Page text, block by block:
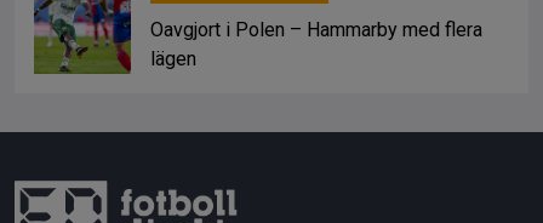
Oavgjort i Polen – Hammarby med flera
lägen